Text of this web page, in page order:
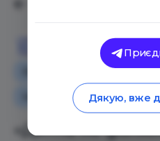
Освіта Нова
Особистий досвід
Іноземний досвід
«Дети не
Дякую, вже